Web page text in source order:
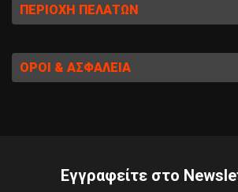
ΠΕΡΙΟΧΉ ΠΕΛΑΤΏΝ
ΌΡΟΙ & ΑΣΦΆΛΕΙΑ
Εγγραφείτε στο